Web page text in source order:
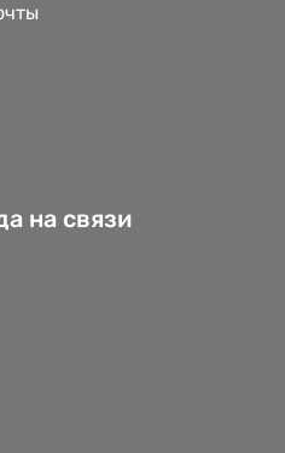
на связи